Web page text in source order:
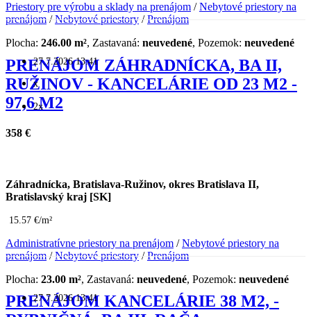
Priestory pre výrobu a sklady na prenájom /Nebytové priestory na
prenájom /Nebytové priestory /Prenájom
Plocha: 246.00 m², Zastavaná: neuvedené, Pozemok: neuvedené
27.7.2026 13:41
x
2x
PRENÁJOM ZÁHRADNÍCKA, BA II,
RUŽINOV - KANCELÁRIE OD 23 M2 -
97,6 M2
358 €
Záhradnícka, Bratislava-Ružinov, okres Bratislava II,
Bratislavský kraj [SK]
15.57 €/m²
Administratívne priestory na prenájom /Nebytové priestory na
prenájom /Nebytové priestory /Prenájom
Plocha: 23.00 m², Zastavaná: neuvedené, Pozemok: neuvedené
27.7.2026 13:41
PRENÁJOM KANCELÁRIE 38 M2, -